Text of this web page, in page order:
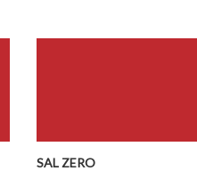
SAL ZERO